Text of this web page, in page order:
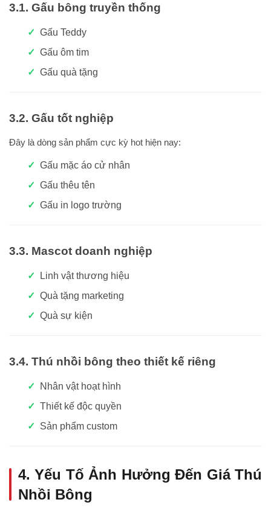
3.1. Gấu bông truyền thống
Gấu Teddy
Gấu ôm tim
Gấu quà tặng
3.2. Gấu tốt nghiệp
Đây là dòng sản phẩm cực kỳ hot hiện nay:
Gấu mặc áo cử nhân
Gấu thêu tên
Gấu in logo trường
3.3. Mascot doanh nghiệp
Linh vật thương hiệu
Quà tặng marketing
Quà sự kiện
3.4. Thú nhồi bông theo thiết kế riêng
Nhân vật hoạt hình
Thiết kế độc quyền
Sản phẩm custom
4. Yếu Tố Ảnh Hưởng Đến Giá Thú
Nhồi Bông